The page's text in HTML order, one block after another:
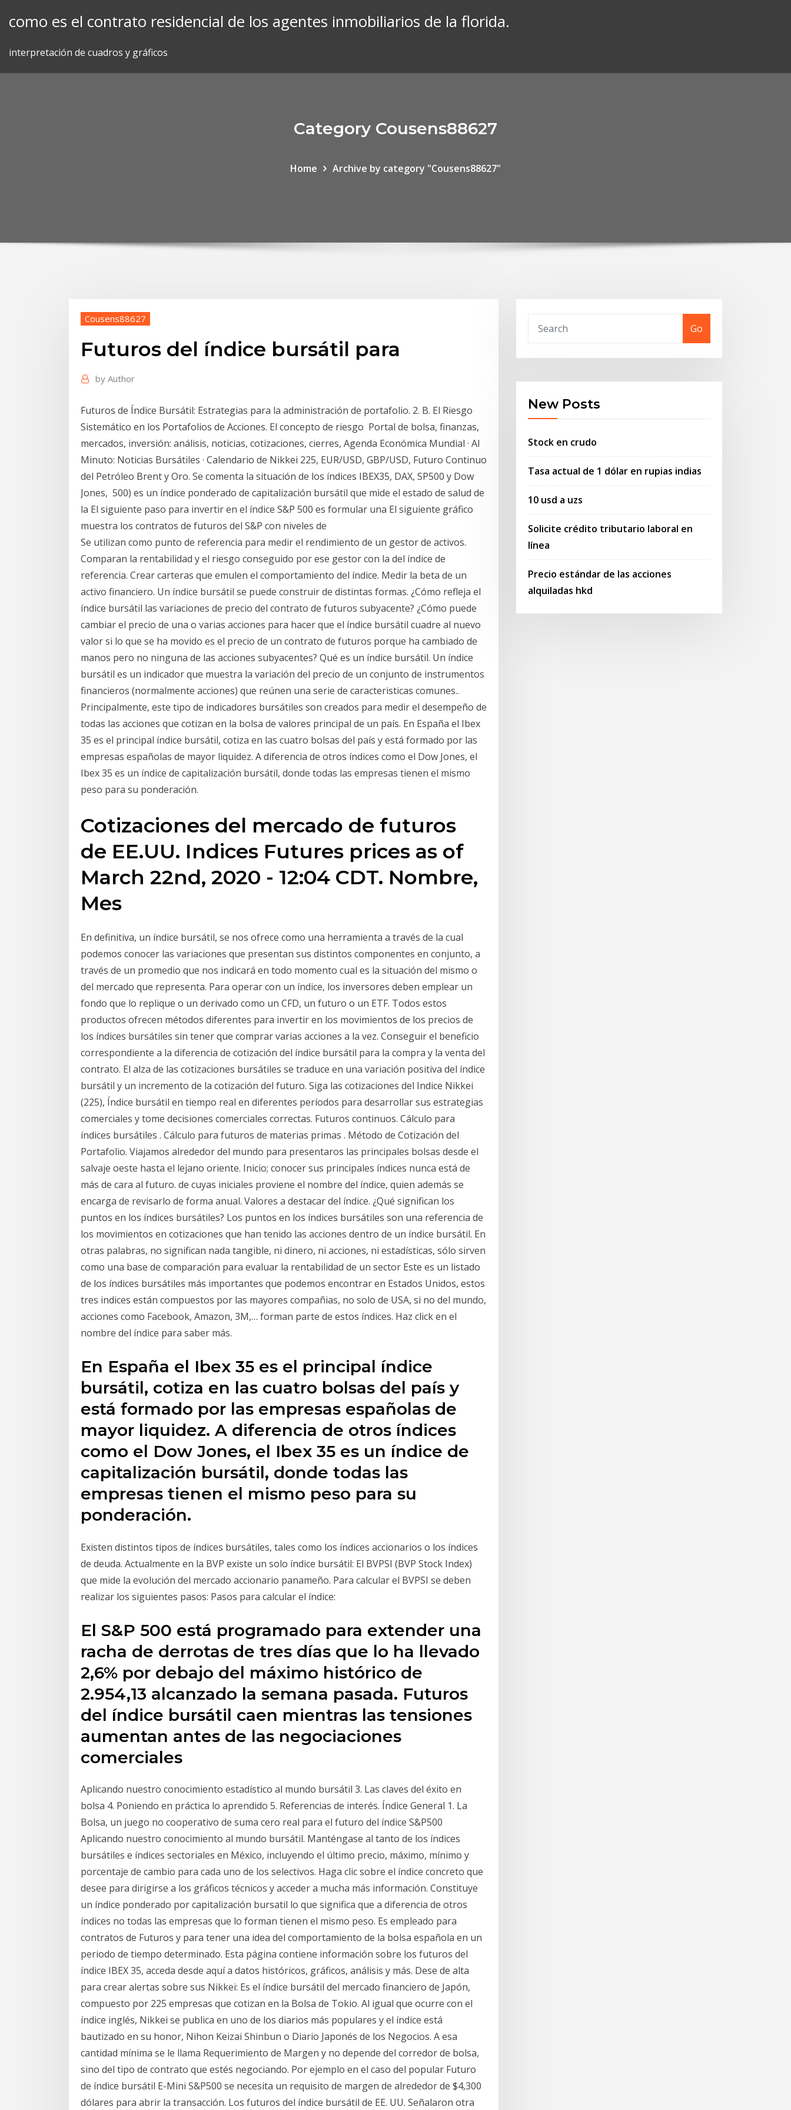
como es el contrato residencial de los agentes inmobiliarios de la florida.
interpretación de cuadros y gráficos
Category Cousens88627
Home Archive by category "Cousens88627"
Cousens88627
Futuros del índice bursátil para
by Author
Futuros de Índice Bursátil: Estrategias para la administración de portafolio. 2. B. El Riesgo
Sistemático en los Portafolios de Acciones. El concepto de riesgo Portal de bolsa, finanzas,
mercados, inversión: análisis, noticias, cotizaciones, cierres, Agenda Económica Mundial · Al
Minuto: Noticias Bursátiles · Calendario de Nikkei 225, EUR/USD, GBP/USD, Futuro Continuo
del Petróleo Brent y Oro. Se comenta la situación de los índices IBEX35, DAX, SP500 y Dow
Jones, 500) es un índice ponderado de capitalización bursátil que mide el estado de salud de
la El siguiente paso para invertir en el índice S&P 500 es formular una El siguiente gráfico
muestra los contratos de futuros del S&P con niveles de
Se utilizan como punto de referencia para medir el rendimiento de un gestor de activos.
Comparan la rentabilidad y el riesgo conseguido por ese gestor con la del índice de
referencia. Crear carteras que emulen el comportamiento del índice. Medir la beta de un
activo financiero. Un índice bursátil se puede construir de distintas formas. ¿Cómo refleja el
índice bursátil las variaciones de precio del contrato de futuros subyacente? ¿Cómo puede
cambiar el precio de una o varias acciones para hacer que el índice bursátil cuadre al nuevo
valor si lo que se ha movido es el precio de un contrato de futuros porque ha cambiado de
manos pero no ninguna de las acciones subyacentes? Qué es un índice bursátil. Un índice
bursátil es un indicador que muestra la variación del precio de un conjunto de instrumentos
financieros (normalmente acciones) que reúnen una serie de caracteristicas comunes..
Principalmente, este tipo de indicadores bursátiles son creados para medir el desempeño de
todas las acciones que cotizan en la bolsa de valores principal de un país. En España el Ibex
35 es el principal índice bursátil, cotiza en las cuatro bolsas del país y está formado por las
empresas españolas de mayor liquidez. A diferencia de otros índices como el Dow Jones, el
Ibex 35 es un índice de capitalización bursátil, donde todas las empresas tienen el mismo
peso para su ponderación.
Cotizaciones del mercado de futuros
de EE.UU. Indices Futures prices as of
March 22nd, 2020 - 12:04 CDT. Nombre,
Mes
En definitiva, un índice bursátil, se nos ofrece como una herramienta a través de la cual
podemos conocer las variaciones que presentan sus distintos componentes en conjunto, a
través de un promedio que nos indicará en todo momento cual es la situación del mismo o
del mercado que representa. Para operar con un índice, los inversores deben emplear un
fondo que lo replique o un derivado como un CFD, un futuro o un ETF. Todos estos
productos ofrecen métodos diferentes para invertir en los movimientos de los precios de
los índices bursátiles sin tener que comprar varias acciones a la vez. Conseguir el beneficio
correspondiente a la diferencia de cotización del índice bursátil para la compra y la venta del
contrato. El alza de las cotizaciones bursátiles se traduce en una variación positiva del índice
bursátil y un incremento de la cotización del futuro. Siga las cotizaciones del Indice Nikkei
(225), Índice bursátil en tiempo real en diferentes períodos para desarrollar sus estrategias
comerciales y tome decisiones comerciales correctas. Futuros continuos. Cálculo para
índices bursátiles . Cálculo para futuros de materias primas . Método de Cotización del
Portafolio. Viajamos alrededor del mundo para presentaros las principales bolsas desde el
salvaje oeste hasta el lejano oriente. Inicio; conocer sus principales índices nunca está de
más de cara al futuro. de cuyas iniciales proviene el nombre del índice, quien además se
encarga de revisarlo de forma anual. Valores a destacar del índice. ¿Qué significan los
puntos en los índices bursátiles? Los puntos en los índices bursátiles son una referencia de
los movimientos en cotizaciones que han tenido las acciones dentro de un índice bursátil. En
otras palabras, no significan nada tangible, ni dinero, ni acciones, ni estadísticas, sólo sirven
como una base de comparación para evaluar la rentabilidad de un sector Este es un listado
de los índices bursátiles más importantes que podemos encontrar en Estados Unidos, estos
tres indices están compuestos por las mayores compañias, no solo de USA, si no del mundo,
acciones como Facebook, Amazon, 3M,… forman parte de estos índices. Haz click en el
nombre del índice para saber más.
En España el Ibex 35 es el principal índice
bursátil, cotiza en las cuatro bolsas del país y
está formado por las empresas españolas de
mayor liquidez. A diferencia de otros índices
como el Dow Jones, el Ibex 35 es un índice de
capitalización bursátil, donde todas las
empresas tienen el mismo peso para su
ponderación.
Existen distintos tipos de índices bursátiles, tales como los índices accionarios o los índices
de deuda. Actualmente en la BVP existe un solo índice bursátil: El BVPSI (BVP Stock Index)
que mide la evolución del mercado accionario panameño. Para calcular el BVPSI se deben
realizar los siguientes pasos: Pasos para calcular el índice:
El S&P 500 está programado para extender una
racha de derrotas de tres días que lo ha llevado
2,6% por debajo del máximo histórico de
2.954,13 alcanzado la semana pasada. Futuros
del índice bursátil caen mientras las tensiones
aumentan antes de las negociaciones
comerciales
Aplicando nuestro conocimiento estadístico al mundo bursátil 3. Las claves del éxito en
bolsa 4. Poniendo en práctica lo aprendido 5. Referencias de interés. Índice General 1. La
Bolsa, un juego no cooperativo de suma cero real para el futuro del índice S&P500
Aplicando nuestro conocimiento al mundo bursátil. Manténgase al tanto de los índices
bursátiles e índices sectoriales en México, incluyendo el último precio, máximo, mínimo y
porcentaje de cambio para cada uno de los selectivos. Haga clic sobre el índice concreto que
desee para dirigirse a los gráficos técnicos y acceder a mucha más información. Constituye
un índice ponderado por capitalización bursatil lo que significa que a diferencia de otros
índices no todas las empresas que lo forman tienen el mismo peso. Es empleado para
contratos de Futuros y para tener una idea del comportamiento de la bolsa española en un
periodo de tiempo determinado. Esta página contiene información sobre los futuros del
índice IBEX 35, acceda desde aquí a datos históricos, gráficos, análisis y más. Dese de alta
para crear alertas sobre sus Nikkei: Es el índice bursátil del mercado financiero de Japón,
compuesto por 225 empresas que cotizan en la Bolsa de Tokio. Al igual que ocurre con el
índice inglés, Nikkei se publica en uno de los diarios más populares y el índice está
bautizado en su honor, Nihon Keizai Shinbun o Diario Japonés de los Negocios. A esa
cantidad mínima se le llama Requerimiento de Margen y no depende del corredor de bolsa,
sino del tipo de contrato que estés negociando. Por ejemplo en el caso del popular Futuro
de índice bursátil E-Mini S&P500 se necesita un requisito de margen de alrededor de $4,300
dólares para abrir la transacción. Los futuros del índice bursátil de EE. UU. Señalaron otra
Go
New Posts
Stock en crudo
Tasa actual de 1 dólar en rupias indias
10 usd a uzs
Solicite crédito tributario laboral en
línea
Precio estándar de las acciones
alquiladas hkd